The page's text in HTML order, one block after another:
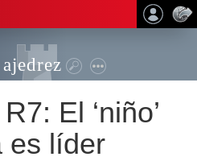
El ‘niño’
es líder